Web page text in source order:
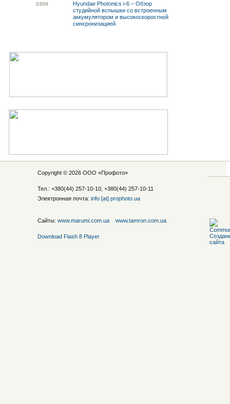
0309
Hyundae Photonics i-6 – Обзор
студийной вспышки со встроенным
аккумулятором и высокоскоростной
синхронизацией.
Copyright © 2026 ООО «Профото»
Тел.: +380(44) 257-10-10, +380(44) 257-10-11
Электронная почта: info [at] prophoto.ua
Сайты: www.marumi.com.ua www.tamron.com.ua
Download Flash 8 Player